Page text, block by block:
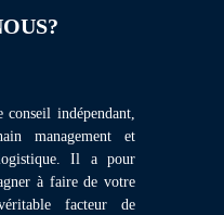
conseil indépendant,
management et
Il a pour
à faire de votre
facteur de